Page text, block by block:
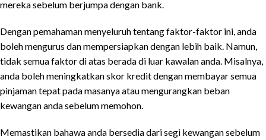
mereka sebelum berjumpa dengan bank.
Dengan pemahaman menyeluruh tentang faktor-faktor ini, anda
boleh mengurus dan mempersiapkan dengan lebih baik. Namun,
tidak semua faktor di atas berada di luar kawalan anda. Misalnya,
anda boleh meningkatkan skor kredit dengan membayar semua
pinjaman tepat pada masanya atau mengurangkan beban
kewangan anda sebelum memohon.
Memastikan bahawa anda bersedia dari segi kewangan sebelum